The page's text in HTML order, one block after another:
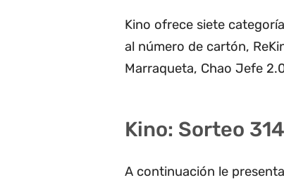
Kino ofrece siete
al número de cartón,
Marraqueta, Chao Jefe
Kino: Sorteo
A continuación le